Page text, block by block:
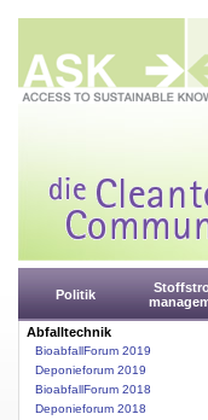
Politik
Abfalltechnik
BioabfallForum 2019
Deponieforum 2019
BioabfallForum 2018
Deponieforum 2018